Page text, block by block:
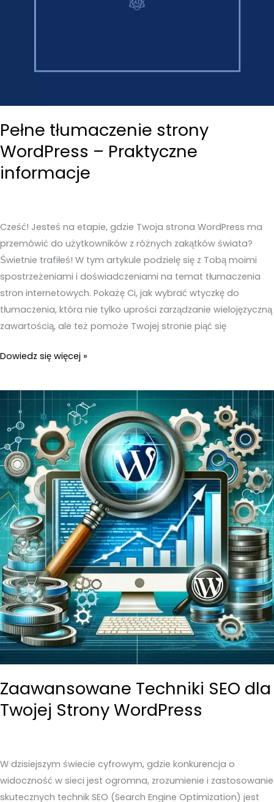
Pełne tłumaczenie strony
WordPress – Praktyczne
informacje
Cześć! Jesteś na etapie, gdzie Twoja strona WordPress ma
przemówić do użytkowników z różnych zakątków świata?
Świetnie trafiłeś! W tym artykule podzielę się z Tobą moimi
spostrzeżeniami i doświadczeniami na temat tłumaczenia
stron internetowych. Pokażę Ci, jak wybrać wtyczkę do
tłumaczenia, która nie tylko uprości zarządzanie wielojęzyczną
zawartością, ale też pomoże Twojej stronie piąć się
Pełne
strony
Praktyczne
informacje
Dowiedz się więcej »
Zaawansowane Techniki SEO dla
Twojej Strony WordPress
W dzisiejszym świecie cyfrowym, gdzie konkurencja o
widoczność w sieci jest ogromna, zrozumienie i zastosowanie
skutecznych technik SEO (Search Engine Optimization) jest